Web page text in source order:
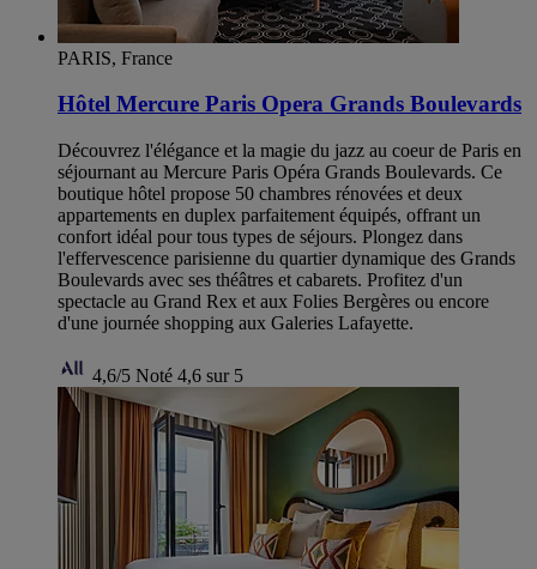
PARIS, France
Hôtel Mercure Paris Opera Grands Boulevards
Découvrez l'élégance et la magie du jazz au coeur de Paris en
séjournant au Mercure Paris Opéra Grands Boulevards. Ce
boutique hôtel propose 50 chambres rénovées et deux
appartements en duplex parfaitement équipés, offrant un
confort idéal pour tous types de séjours. Plongez dans
l'effervescence parisienne du quartier dynamique des Grands
Boulevards avec ses théâtres et cabarets. Profitez d'un
spectacle au Grand Rex et aux Folies Bergères ou encore
d'une journée shopping aux Galeries Lafayette.
4,6/5 Noté 4,6 sur 5